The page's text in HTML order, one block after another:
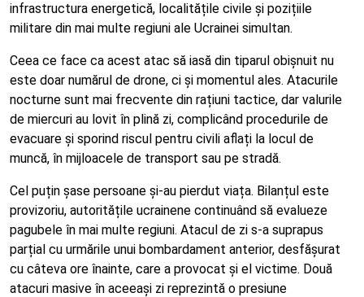
infrastructura energetică, localitățile civile și pozițiile
militare din mai multe regiuni ale Ucrainei simultan.
Ceea ce face ca acest atac să iasă din tiparul obișnuit nu
este doar numărul de drone, ci și momentul ales. Atacurile
nocturne sunt mai frecvente din rațiuni tactice, dar valurile
de miercuri au lovit în plină zi, complicând procedurile de
evacuare și sporind riscul pentru civili aflați la locul de
muncă, în mijloacele de transport sau pe stradă.
Cel puțin șase persoane și-au pierdut viața. Bilanțul este
provizoriu, autoritățile ucrainene continuând să evalueze
pagubele în mai multe regiuni. Atacul de zi s-a suprapus
parțial cu urmările unui bombardament anterior, desfășurat
cu câteva ore înainte, care a provocat și el victime. Două
atacuri masive în aceeași zi reprezintă o presiune